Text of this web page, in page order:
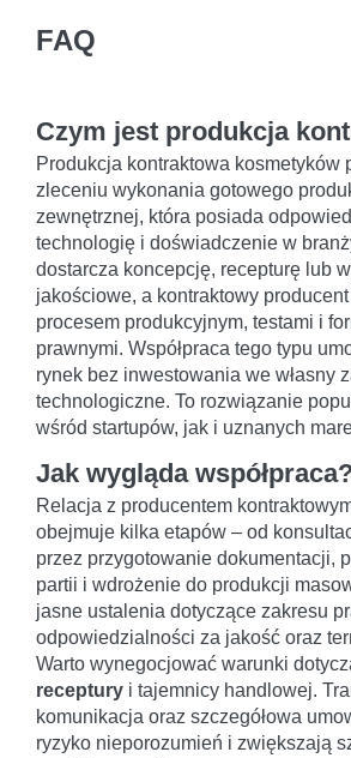
FAQ
Czym jest produkcja
Produkcja kontraktowa kosmetyków
zleceniu wykonania gotowego
zewnętrznej, która posiada
technologię i doświadczenie w
dostarcza koncepcję, recepturę lub
jakościowe, a kontraktowy
procesem produkcyjnym, testami i
prawnymi. Współpraca tego typu
rynek bez inwestowania we własny
technologiczne. To rozwiązanie
wśród startupów, jak i uznanych
Jak wygląda współpraca?
Relacja z producentem
obejmuje kilka etapów – od
przez przygotowanie dokumentacji,
partii i wdrożenie do produkcji
jasne ustalenia dotyczące zakresu
odpowiedzialności za jakość oraz
Warto wynegocjować warunki
receptury i tajemnicy handlowej.
komunikacja oraz szczegółowa
ryzyko nieporozumień i zwiększają